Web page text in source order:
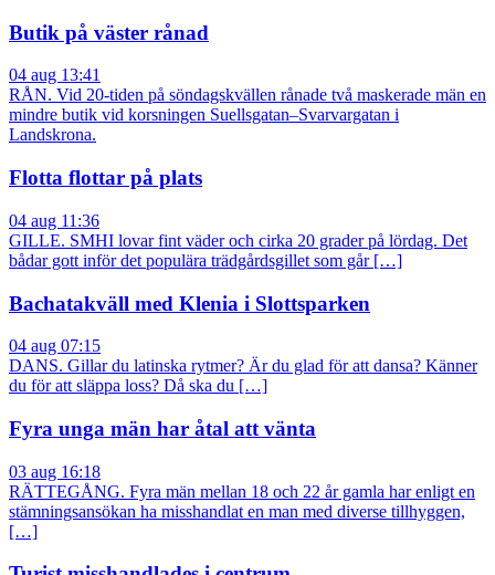
Butik på väster rånad
04 aug 13:41
RÅN. Vid 20-tiden på söndagskvällen rånade två maskerade män en
mindre butik vid korsningen Suellsgatan–Svarvargatan i
Landskrona.
Flotta flottar på plats
04 aug 11:36
GILLE. SMHI lovar fint väder och cirka 20 grader på lördag. Det
bådar gott inför det populära trädgårdsgillet som går […]
Bachatakväll med Klenia i Slottsparken
04 aug 07:15
DANS. Gillar du latinska rytmer? Är du glad för att dansa? Känner
du för att släppa loss? Då ska du […]
Fyra unga män har åtal att vänta
03 aug 16:18
RÄTTEGÅNG. Fyra män mellan 18 och 22 år gamla har enligt en
stämningsansökan ha misshandlat en man med diverse tillhyggen,
[…]